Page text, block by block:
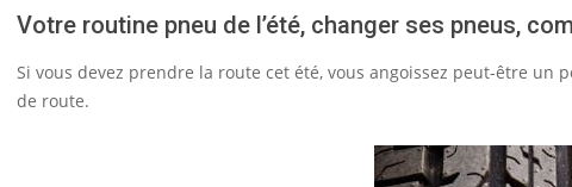
Votre routine pneu de l’été, changer ses pneus,
Si vous devez prendre la route cet été, vous angoissez peut-être un
de route.